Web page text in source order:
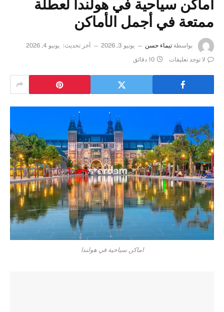
اماكن سياحية في هولندا لعطلة
ممتعة في أجمل الأماكن
بواسطة تيماء حسن يونيو 3, 2026 آخر تحديث: يونيو 4, 2026
لا توجد تعليقات
10 دقائق
اماكن سياحية في هولندا